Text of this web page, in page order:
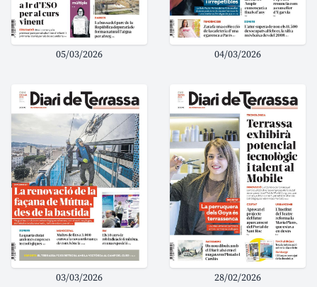
05/03/2026 04/03/2026
03/03/2026 28/02/2026